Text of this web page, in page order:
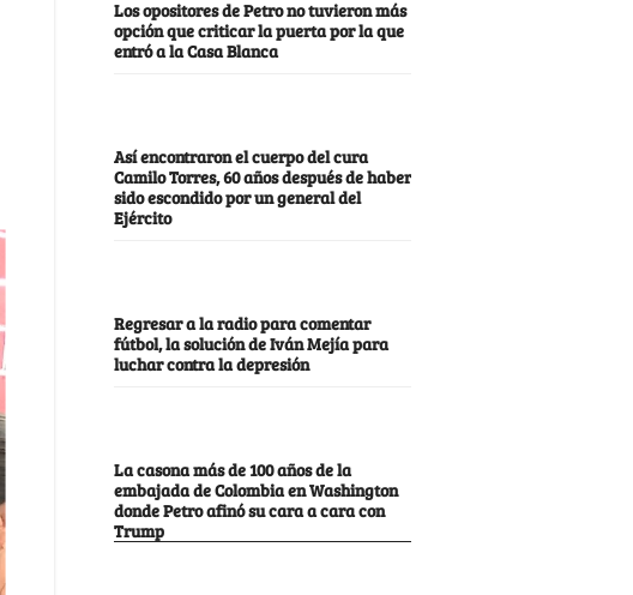
Los opositores de Petro no tuvieron más
opción que criticar la puerta por la que
entró a la Casa Blanca
Así encontraron el cuerpo del cura
Camilo Torres, 60 años después de haber
sido escondido por un general del
Ejército
Regresar a la radio para comentar
fútbol, la solución de Iván Mejía para
luchar contra la depresión
La casona más de 100 años de la
embajada de Colombia en Washington
donde Petro afinó su cara a cara con
Trump